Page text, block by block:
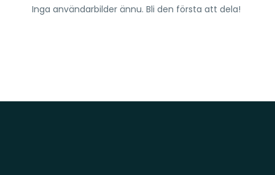
Inga användarbilder ännu. Bli den första att dela!